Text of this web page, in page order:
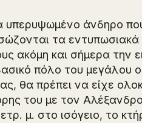
άνδηρο
τα
ακόμη και σήμερα την
πόλο του μεγάλου
θα πρέπει να είχε
του με τον
μ. στο ισόγειο, το